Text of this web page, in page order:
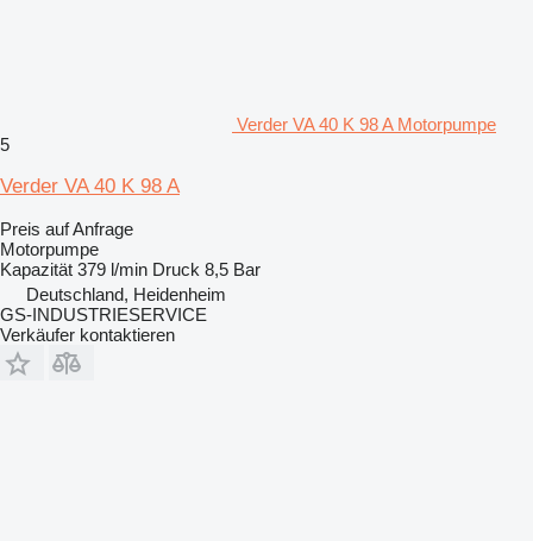
Verder VA 40 K 98 A Motorpumpe
5
Verder VA 40 K 98 A
Preis auf Anfrage
Motorpumpe
Kapazität 379 l/min Druck 8,5 Bar
Deutschland, Heidenheim
GS-INDUSTRIESERVICE
Verkäufer kontaktieren